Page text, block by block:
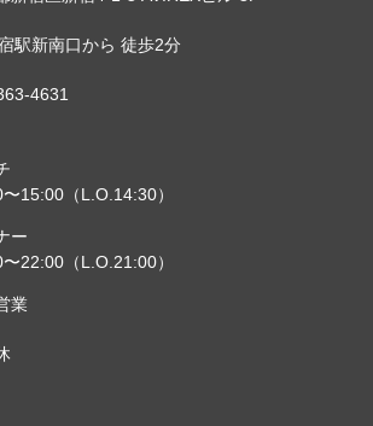
駅新南口から 徒歩2分
4631
15:00（L.O.14:30）
ー
22:00（L.O.21:00）
業